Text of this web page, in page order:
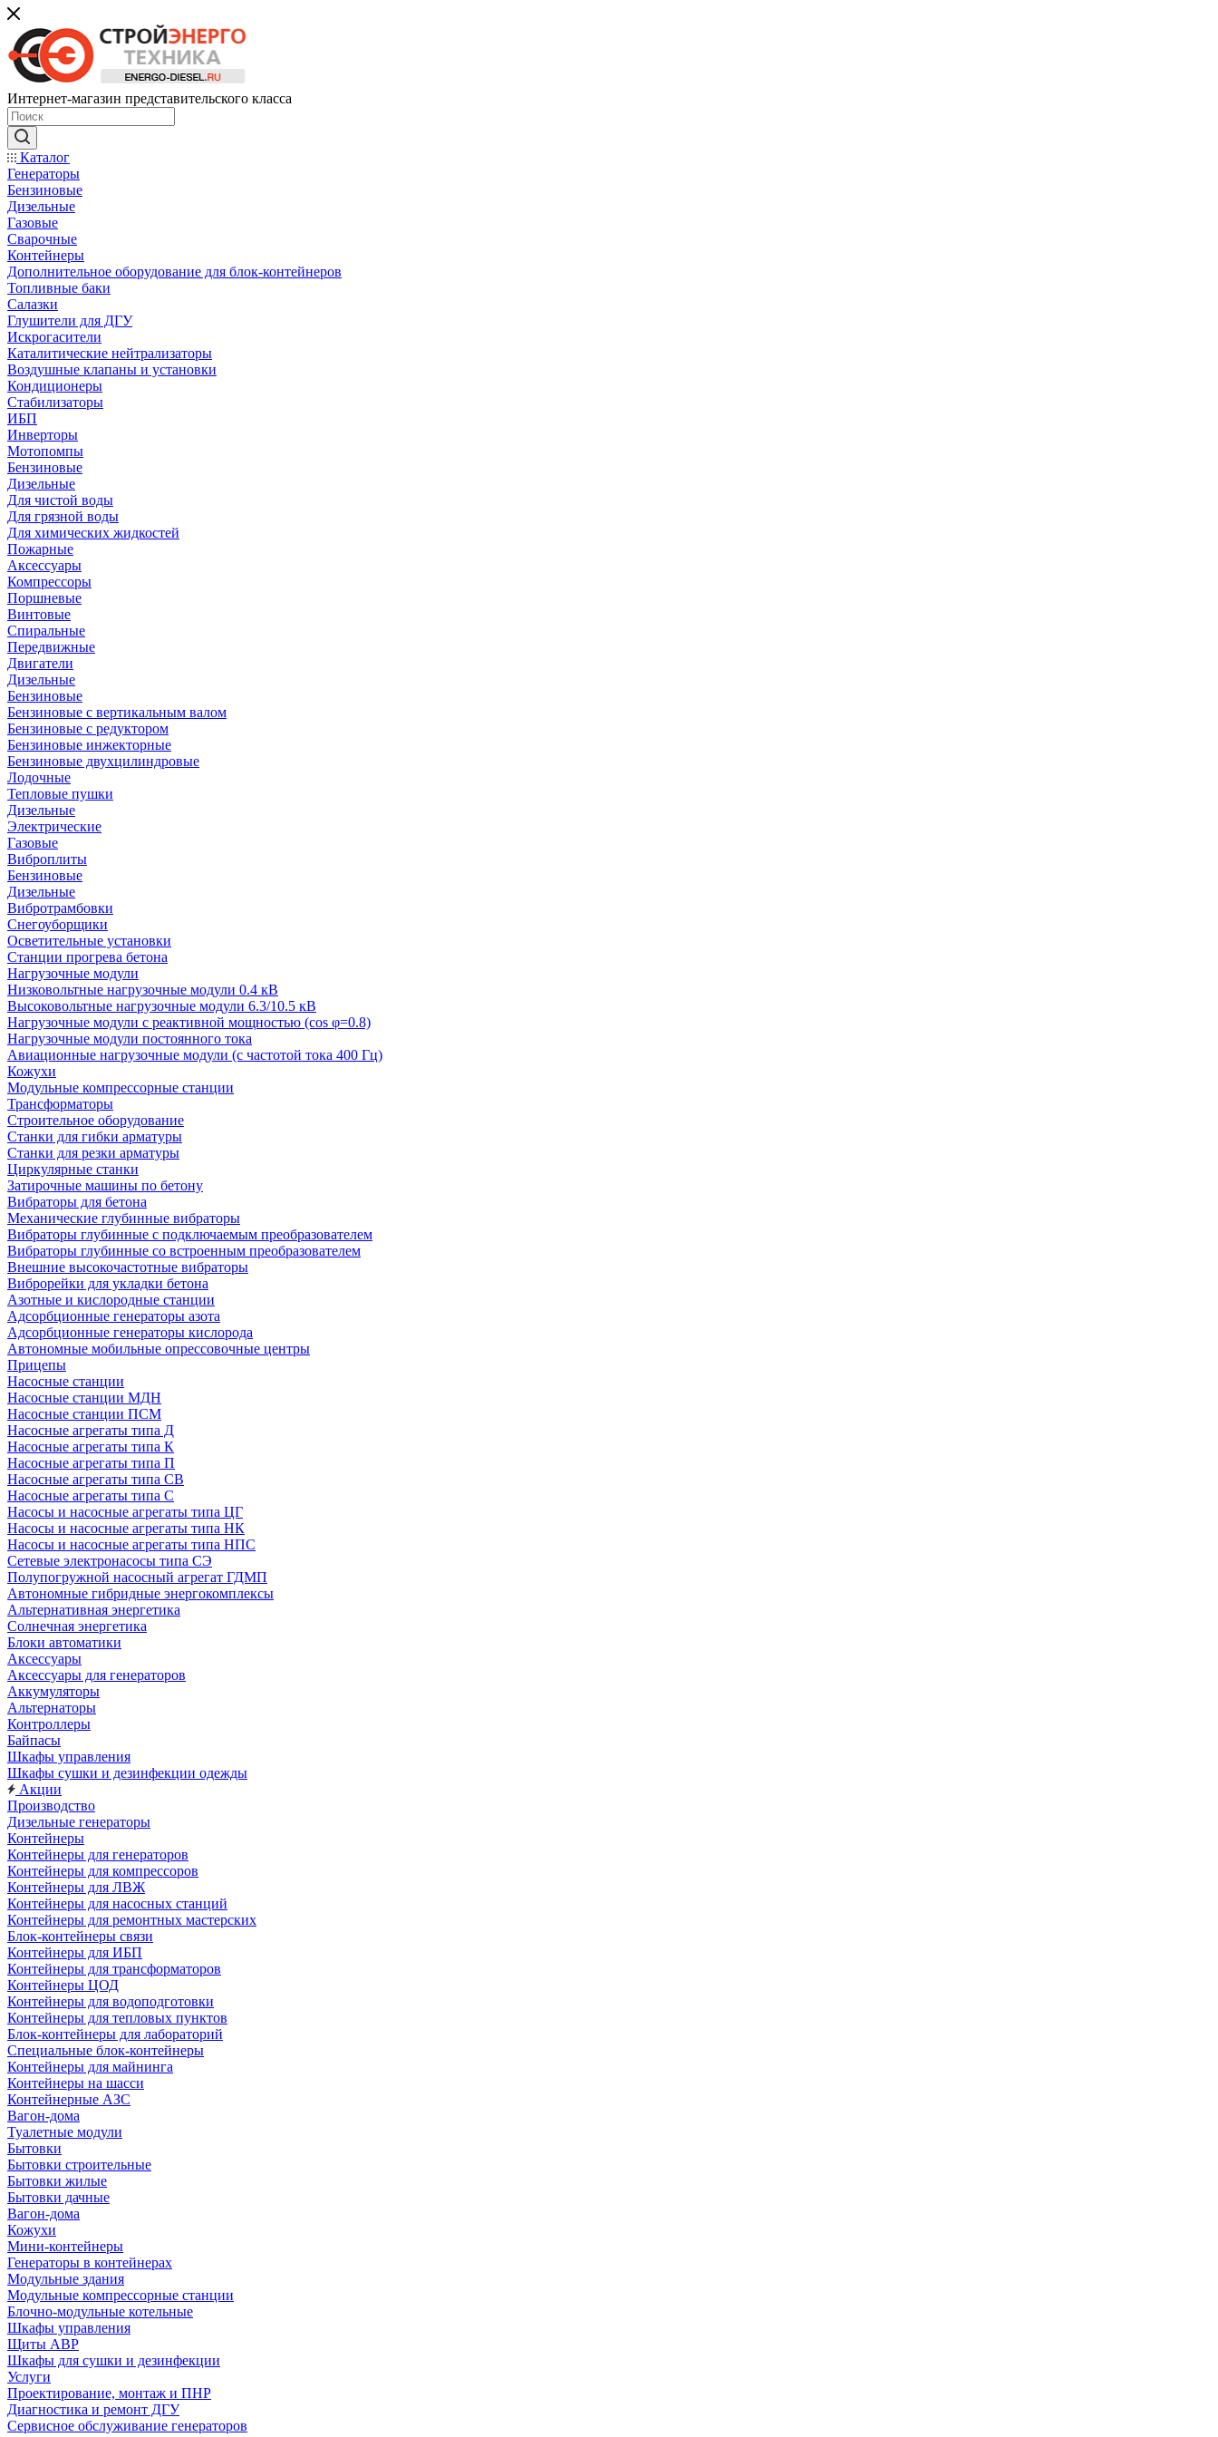
Интернет-магазин представительского класса
Каталог
Генераторы
Бензиновые
Дизельные
Газовые
Сварочные
Контейнеры
Дополнительное оборудование для блок-контейнеров
Топливные баки
Салазки
Глушители для ДГУ
Искрогасители
Каталитические нейтрализаторы
Воздушные клапаны и установки
Кондиционеры
Стабилизаторы
ИБП
Инверторы
Мотопомпы
Бензиновые
Дизельные
Для чистой воды
Для грязной воды
Для химических жидкостей
Пожарные
Аксессуары
Компрессоры
Поршневые
Винтовые
Спиральные
Передвижные
Двигатели
Дизельные
Бензиновые
Бензиновые с вертикальным валом
Бензиновые с редуктором
Бензиновые инжекторные
Бензиновые двухцилиндровые
Лодочные
Тепловые пушки
Дизельные
Электрические
Газовые
Виброплиты
Бензиновые
Дизельные
Вибротрамбовки
Снегоуборщики
Осветительные установки
Станции прогрева бетона
Нагрузочные модули
Низковольтные нагрузочные модули 0.4 кВ
Высоковольтные нагрузочные модули 6.3/10.5 кВ
Нагрузочные модули с реактивной мощностью (cos φ=0.8)
Нагрузочные модули постоянного тока
Авиационные нагрузочные модули (с частотой тока 400 Гц)
Кожухи
Модульные компрессорные станции
Трансформаторы
Строительное оборудование
Станки для гибки арматуры
Станки для резки арматуры
Циркулярные станки
Затирочные машины по бетону
Вибраторы для бетона
Механические глубинные вибраторы
Вибраторы глубинные с подключаемым преобразователем
Вибраторы глубинные со встроенным преобразователем
Внешние высокочастотные вибраторы
Виброрейки для укладки бетона
Азотные и кислородные станции
Адсорбционные генераторы азота
Адсорбционные генераторы кислорода
Автономные мобильные опрессовочные центры
Прицепы
Насосные станции
Насосные станции МДН
Насосные станции ПСМ
Насосные агрегаты типа Д
Насосные агрегаты типа К
Насосные агрегаты типа П
Насосные агрегаты типа СВ
Насосные агрегаты типа С
Насосы и насосные агрегаты типа ЦГ
Насосы и насосные агрегаты типа НК
Насосы и насосные агрегаты типа НПС
Сетевые электронасосы типа СЭ
Полупогружной насосный агрегат ГДМП
Автономные гибридные энергокомплексы
Альтернативная энергетика
Солнечная энергетика
Блоки автоматики
Аксессуары
Аксессуары для генераторов
Аккумуляторы
Альтернаторы
Контроллеры
Байпасы
Шкафы управления
Шкафы сушки и дезинфекции одежды
Акции
Производство
Дизельные генераторы
Контейнеры
Контейнеры для генераторов
Контейнеры для компрессоров
Контейнеры для ЛВЖ
Контейнеры для насосных станций
Контейнеры для ремонтных мастерских
Блок-контейнеры связи
Контейнеры для ИБП
Контейнеры для трансформаторов
Контейнеры ЦОД
Контейнеры для водоподготовки
Контейнеры для тепловых пунктов
Блок-контейнеры для лабораторий
Специальные блок-контейнеры
Контейнеры для майнинга
Контейнеры на шасси
Контейнерные АЗС
Вагон-дома
Туалетные модули
Бытовки
Бытовки строительные
Бытовки жилые
Бытовки дачные
Вагон-дома
Кожухи
Мини-контейнеры
Генераторы в контейнерах
Модульные здания
Модульные компрессорные станции
Блочно-модульные котельные
Шкафы управления
Щиты АВР
Шкафы для сушки и дезинфекции
Услуги
Проектирование, монтаж и ПНР
Диагностика и ремонт ДГУ
Сервисное обслуживание генераторов